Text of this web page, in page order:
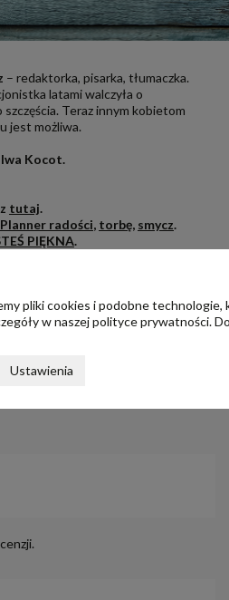
– redaktorka, pisarka, tłumaczka.
latami walczyła o
Teraz innym kobietom
jest możliwa.
Kocot.
tutaj.
Planner radości, torbę, smycz.
PIĘKNA.
pliki cookies i podobne technologie,
w naszejpolityce prywatności.
Ustawienia